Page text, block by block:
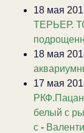
18 мая
ТЕРЬЕР.
18 мая
17 мая
белый с
с -